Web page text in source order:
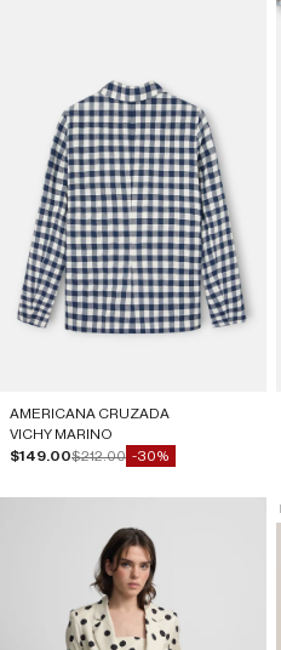
AMERICANA CRUZADA
VICHY MARINO
Precio de oferta
$149.00Precio normal
$212.00 -30%